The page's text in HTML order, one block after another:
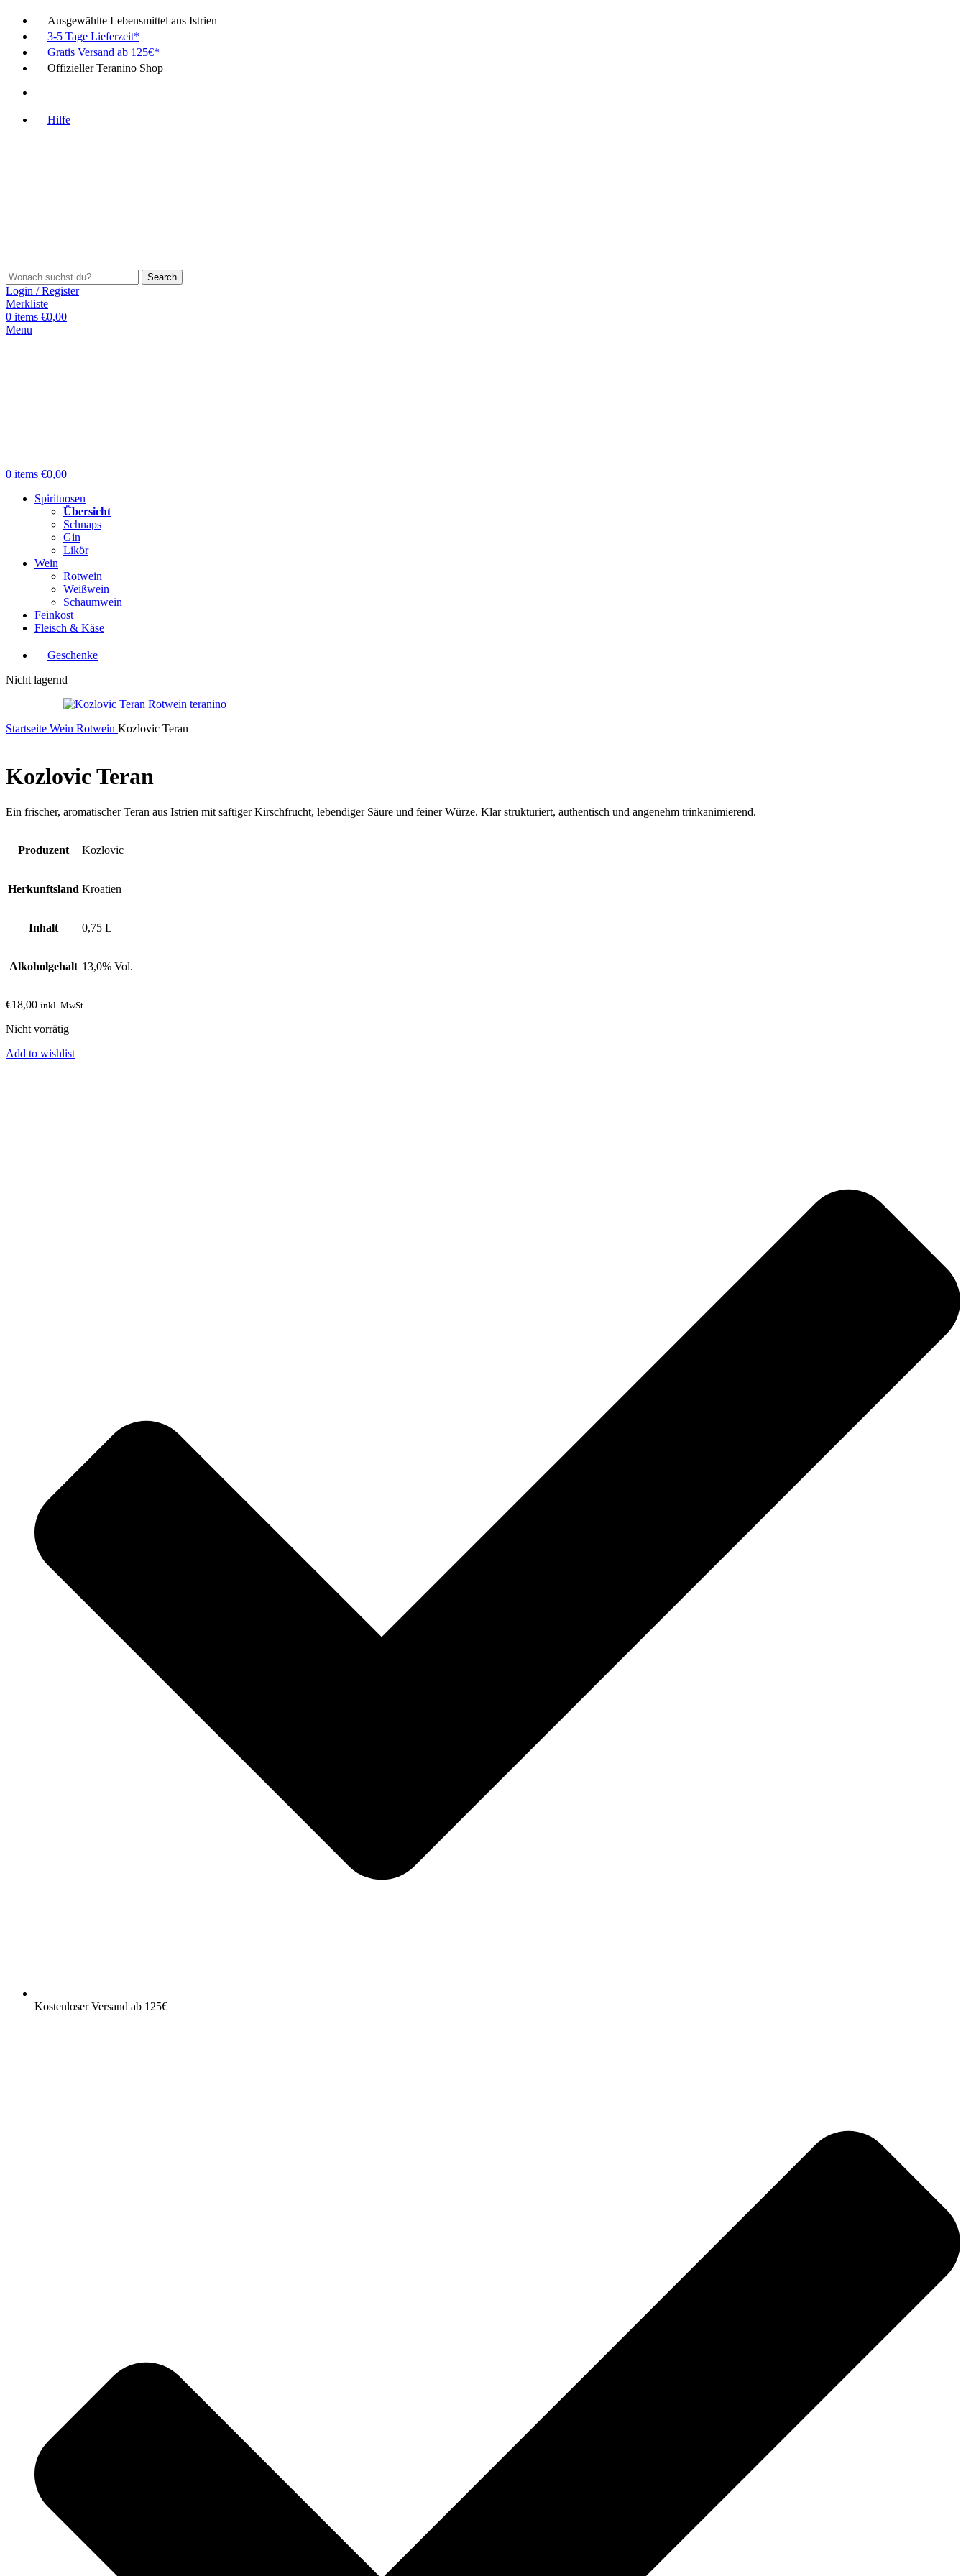
Ausgewählte Lebensmittel aus Istrien
3-5 Tage Lieferzeit*
Gratis Versand ab 125€*
Offizieller Teranino Shop
Hilfe
Search
Login / Register
Merkliste
0 items €0,00
Menu
0 items €0,00
Spirituosen
Übersicht
Schnaps
Gin
Likör
Wein
Rotwein
Weißwein
Schaumwein
Feinkost
Fleisch & Käse
Geschenke
Nicht lagernd
Startseite Wein Rotwein Kozlovic Teran
Kozlovic Teran
Ein frischer, aromatischer Teran aus Istrien mit saftiger Kirschfrucht, lebendiger Säure und feiner Würze. Klar strukturiert, authentisch und angenehm trinkanimierend.
Produzent Kozlovic
Herkunftsland Kroatien
Inhalt 0,75 L
Alkoholgehalt 13,0% Vol.
€18,00 inkl. MwSt.
Nicht vorrätig
Add to wishlist
Kostenloser Versand ab 125€